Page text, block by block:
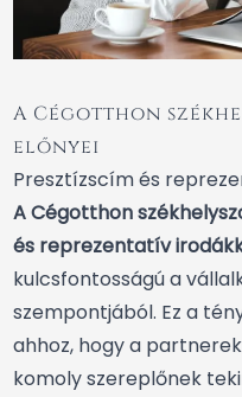
A Cégotthon
előnyei
Presztízscím és
A Cégotthon
és reprezentatív
kulcsfontosságú a
szempontjából. Ez a
ahhoz, hogy a
komoly szereplőnek